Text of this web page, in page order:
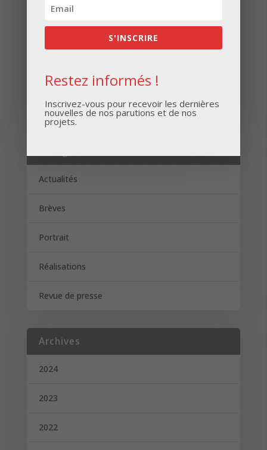
Actualités
Brèves
Portrait
Réalisations
Revue de presse
Archives
2024
2023
2022
S'INSCRIRE
Restez informés !
Inscrivez-vous pour recevoir les dernières
nouvelles de nos parutions et de nos
projets.